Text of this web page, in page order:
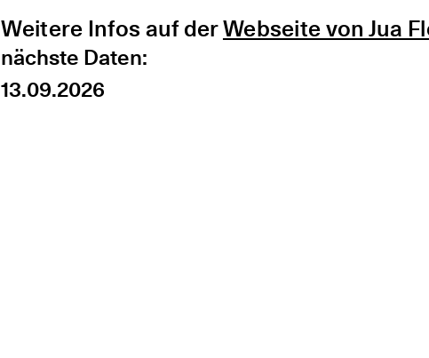
Weitere Infos auf derWebseite von Jua
nächste Daten:
13.09.2026